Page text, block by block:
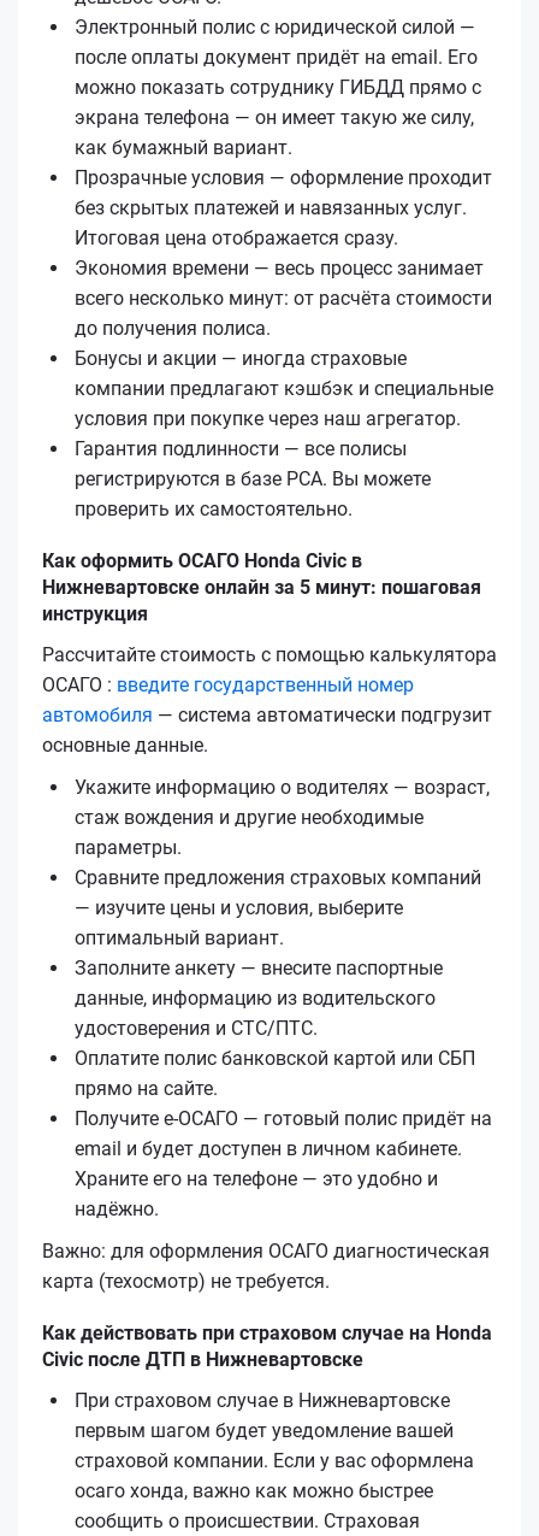
Электронный полис с юридической силой —
после оплаты документ придёт на email. Его
можно показать сотруднику ГИБДД прямо с
экрана телефона — он имеет такую же силу,
как бумажный вариант.
Прозрачные условия — оформление проходит
без скрытых платежей и навязанных услуг.
Итоговая цена отображается сразу.
Экономия времени — весь процесс занимает
всего несколько минут: от расчёта стоимости
до получения полиса.
Бонусы и акции — иногда страховые
компании предлагают кэшбэк и специальные
условия при покупке через наш агрегатор.
Гарантия подлинности — все полисы
регистрируются в базе РСА. Вы можете
проверить их самостоятельно.
Как оформить ОСАГО Honda Civic в
Нижневартовске онлайн за 5 минут: пошаговая
инструкция
Рассчитайте стоимость с помощью калькулятора
ОСАГО : введите государственный номер
автомобиля — система автоматически подгрузит
основные данные.
Укажите информацию о водителях — возраст,
стаж вождения и другие необходимые
параметры.
Сравните предложения страховых компаний
— изучите цены и условия, выберите
оптимальный вариант.
Заполните анкету — внесите паспортные
данные, информацию из водительского
удостоверения и СТС/ПТС.
Оплатите полис банковской картой или СБП
прямо на сайте.
Получите е‑ОСАГО — готовый полис придёт на
email и будет доступен в личном кабинете.
Храните его на телефоне — это удобно и
надёжно.
Важно: для оформления ОСАГО диагностическая
карта (техосмотр) не требуется.
Как действовать при страховом случае на Honda
Civic после ДТП в Нижневартовске
При страховом случае в Нижневартовске
первым шагом будет уведомление вашей
страховой компании. Если у вас оформлена
осаго хонда, важно как можно быстрее
сообщить о происшествии. Страховая